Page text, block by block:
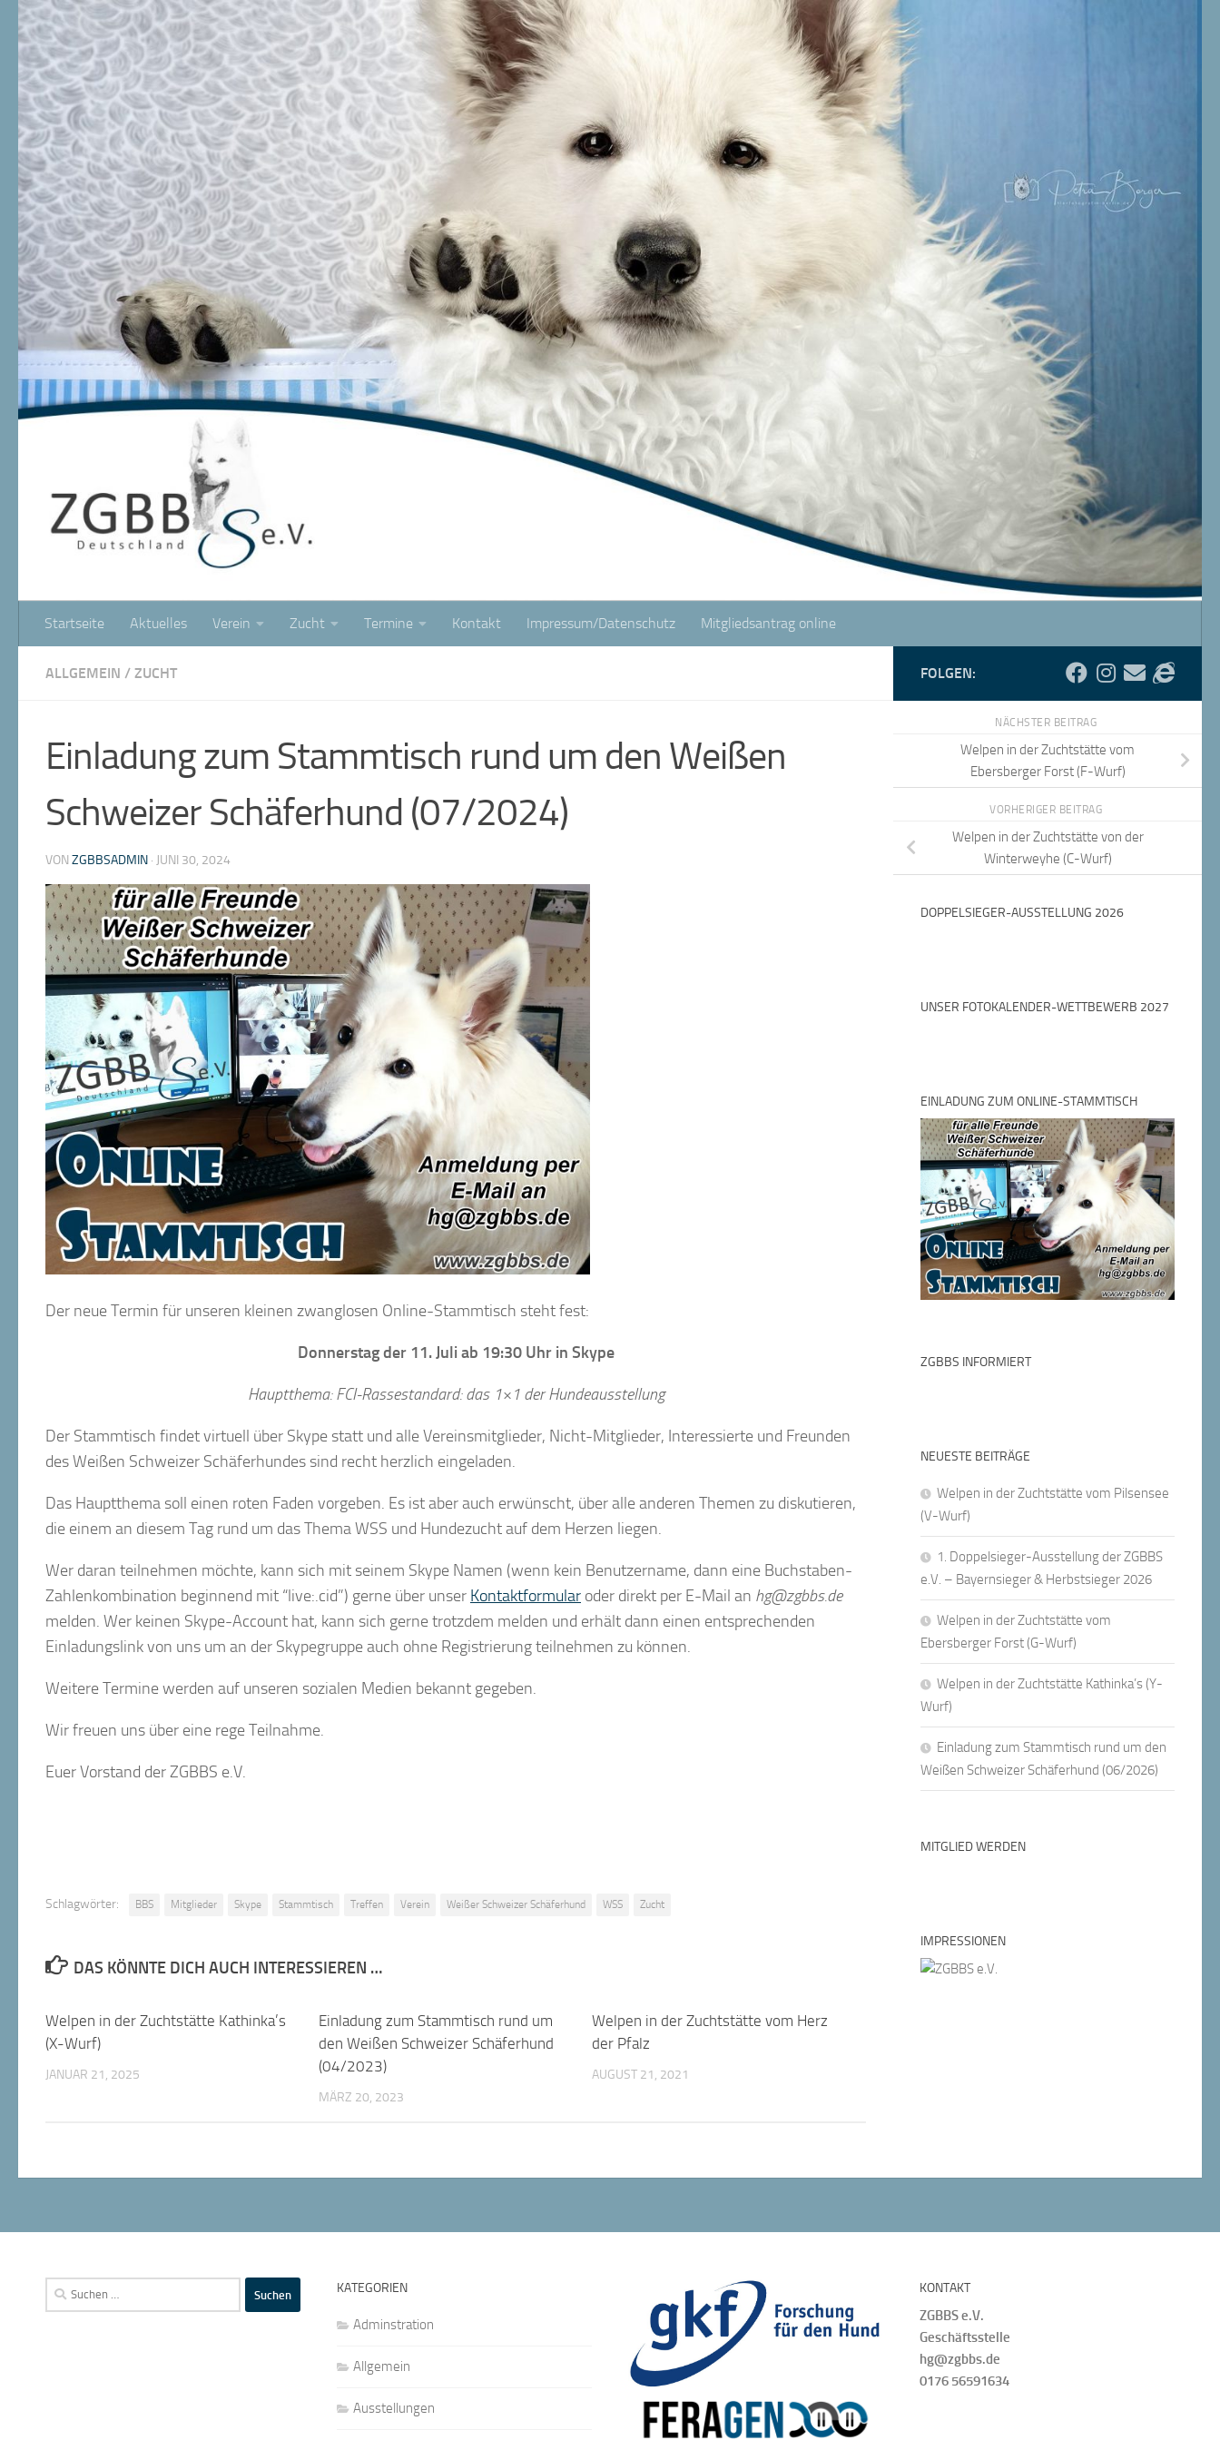
Zum Inhalt springen
Startseite Aktuelles Verein Zucht Termine Kontakt Impressum/Datenschutz Mitgliedsantrag online
ALLGEMEIN / ZUCHT
Einladung zum Stammtisch rund um den Weißen
Schweizer Schäferhund (07/2024)
VON ZGBBSADMIN · JUNI 30, 2024
Der neue Termin für unseren kleinen zwanglosen Online-Stammtisch steht fest:
Donnerstag der 11. Juli ab 19:30 Uhr in Skype
Hauptthema: FCI-Rassestandard: das 1×1 der Hundeausstellung
Der Stammtisch findet virtuell über Skype statt und alle Vereinsmitglieder, Nicht-Mitglieder, Interessierte und Freunden
des Weißen Schweizer Schäferhundes sind recht herzlich eingeladen.
Das Hauptthema soll einen roten Faden vorgeben. Es ist aber auch erwünscht, über alle anderen Themen zu diskutieren,
die einem an diesem Tag rund um das Thema WSS und Hundezucht auf dem Herzen liegen.
Wer daran teilnehmen möchte, kann sich mit seinem Skype Namen (wenn kein Benutzername, dann eine Buchstaben-
Zahlenkombination beginnend mit “live:.cid”) gerne über unser Kontaktformular oder direkt per E-Mail an hg@zgbbs.de
melden. Wer keinen Skype-Account hat, kann sich gerne trotzdem melden und erhält dann einen entsprechenden
Einladungslink von uns um an der Skypegruppe auch ohne Registrierung teilnehmen zu können.
Weitere Termine werden auf unseren sozialen Medien bekannt gegeben.
Wir freuen uns über eine rege Teilnahme.
Euer Vorstand der ZGBBS e.V.
Schlagwörter: BBS Mitglieder Skype Stammtisch Treffen Verein Weißer Schweizer Schäferhund WSS Zucht
DAS KÖNNTE DICH AUCH INTERESSIEREN …
Welpen in der Zuchtstätte Kathinka’s
(X-Wurf)
JANUAR 21, 2025
Einladung zum Stammtisch rund um
den Weißen Schweizer Schäferhund
(04/2023)
MÄRZ 20, 2023
Welpen in der Zuchtstätte vom Herz
der Pfalz
AUGUST 21, 2021
FOLGEN:
NÄCHSTER BEITRAG
Welpen in der Zuchtstätte vom
Ebersberger Forst (F-Wurf)
VORHERIGER BEITRAG
Welpen in der Zuchtstätte von der
Winterweyhe (C-Wurf)
DOPPELSIEGER-AUSSTELLUNG 2026
UNSER FOTOKALENDER-WETTBEWERB 2027
EINLADUNG ZUM ONLINE-STAMMTISCH
ZGBBS INFORMIERT
NEUESTE BEITRÄGE
Welpen in der Zuchtstätte vom Pilsensee
(V-Wurf)
1. Doppelsieger-Ausstellung der ZGBBS
e.V. – Bayernsieger & Herbstsieger 2026
Welpen in der Zuchtstätte vom
Ebersberger Forst (G-Wurf)
Welpen in der Zuchtstätte Kathinka’s (Y-
Wurf)
Einladung zum Stammtisch rund um den
Weißen Schweizer Schäferhund (06/2026)
MITGLIED WERDEN
IMPRESSIONEN
Suchen
nach:
KATEGORIEN
Adminstration
Allgemein
Ausstellungen
KONTAKT
ZGBBS e.V.
Geschäftsstelle
hg@zgbbs.de
0176 56591634